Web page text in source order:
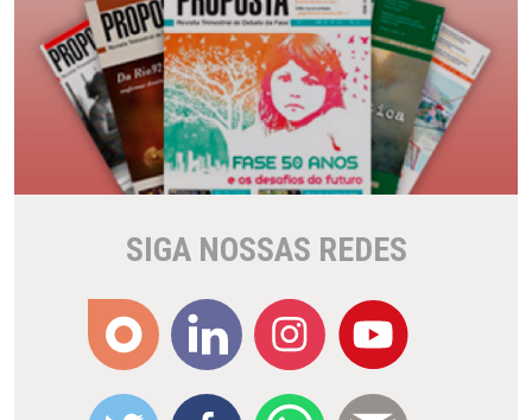
SIGA NOSSAS REDES